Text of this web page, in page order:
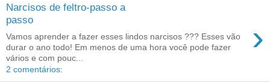
Narcisos de feltro-passo a
passo
›
Vamos aprender a fazer esses lindos narcisos ??? Esses vão
durar o ano todo! Em menos de uma hora você pode fazer
vários e com pouc...
2 comentários: